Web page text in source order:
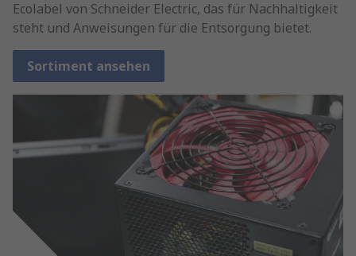
Ecolabel von Schneider Electric, das für Nachhaltigkeit
steht und Anweisungen für die Entsorgung bietet.
Sortiment ansehen